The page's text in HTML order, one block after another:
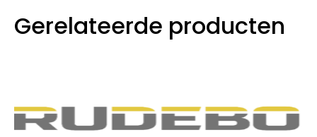
Gerelateerde producten